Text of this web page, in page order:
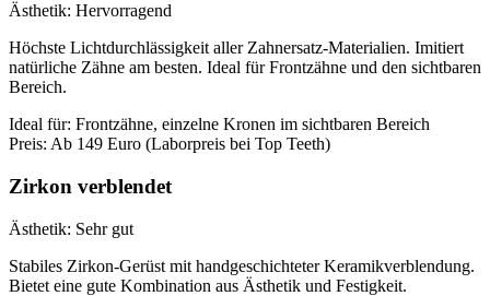
Ästhetik: Hervorragend
Höchste Lichtdurchlässigkeit aller Zahnersatz-Materialien. Imitiert
natürliche Zähne am besten. Ideal für Frontzähne und den sichtbaren
Bereich.
Ideal für: Frontzähne, einzelne Kronen im sichtbaren Bereich
Preis: Ab 149 Euro (Laborpreis bei Top Teeth)
Zirkon verblendet
Ästhetik: Sehr gut
Stabiles Zirkon-Gerüst mit handgeschichteter Keramikverblendung.
Bietet eine gute Kombination aus Ästhetik und Festigkeit.